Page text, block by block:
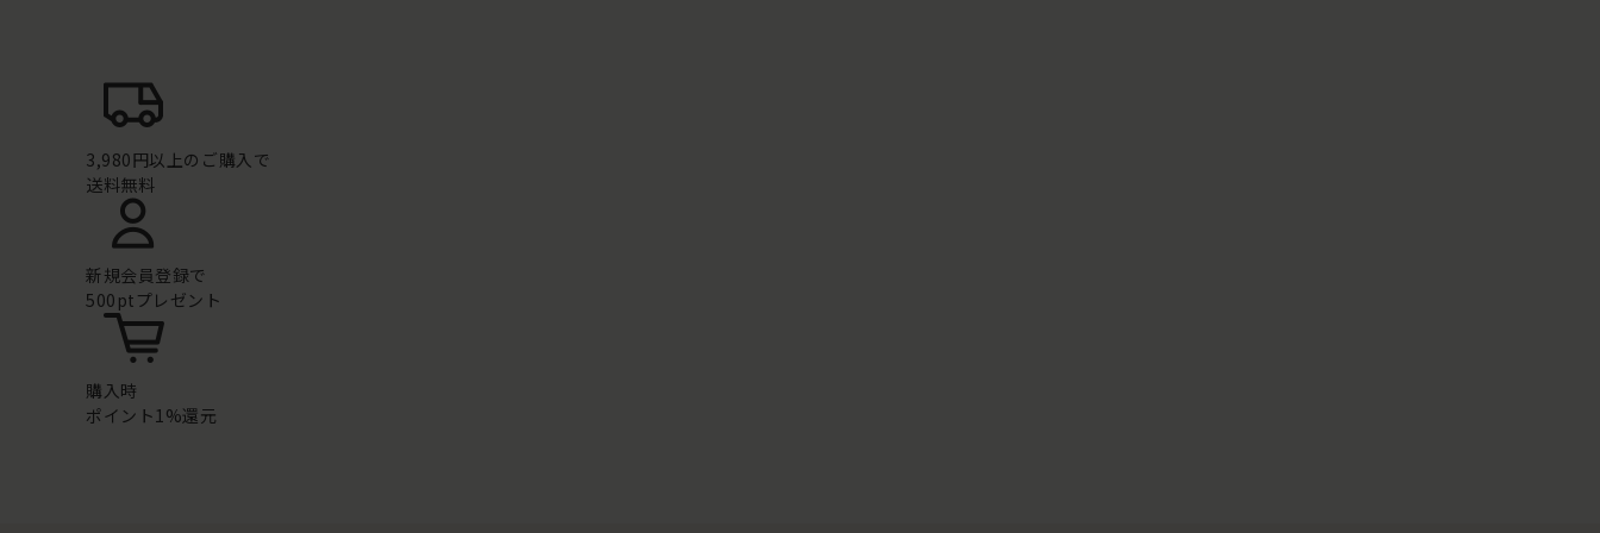
3,980円以上のご購入で
送料無料
新規会員登録で
500ptプレゼント
購入時
ポイント1%還元